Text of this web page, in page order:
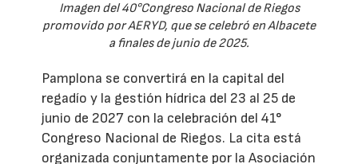
Imagen del 40°Congreso Nacional de Riegos
promovido por AERYD, que se celebró en Albacete
a finales de junio de 2025.
Pamplona se convertirá en la capital del
regadío y la gestión hídrica del 23 al 25 de
junio de 2027 con la celebración del 41°
Congreso Nacional de Riegos. La cita está
organizada conjuntamente por la Asociación